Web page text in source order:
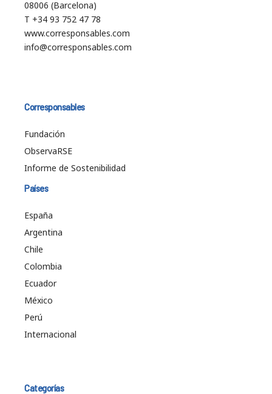
08006 (Barcelona)
T +34 93 752 47 78
www.corresponsables.com
info@corresponsables.com
Corresponsables
Fundación
ObservaRSE
Informe de Sostenibilidad
Países
España
Argentina
Chile
Colombia
Ecuador
México
Perú
Internacional
Categorías